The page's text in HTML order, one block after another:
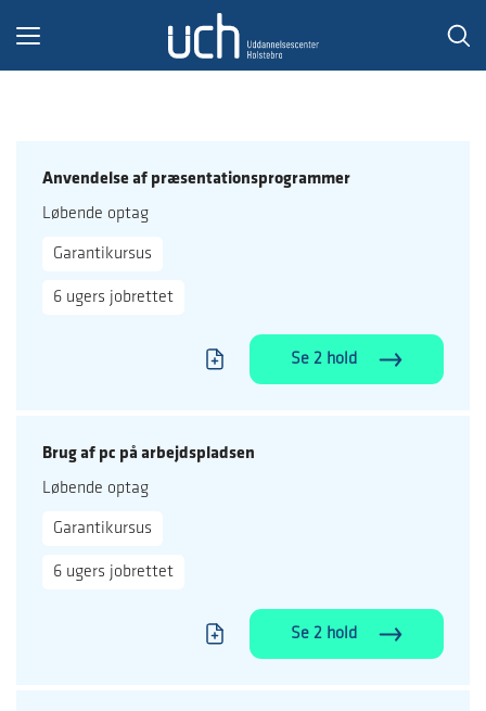
Toggle
Anvendelse af præsentationsprogrammer
Garantikursus
6 ugers jobrettet
Se 2 hold
Løbende optag
Brug af pc på arbejdspladsen
Garantikursus
6 ugers jobrettet
Se 2 hold
Løbende optag